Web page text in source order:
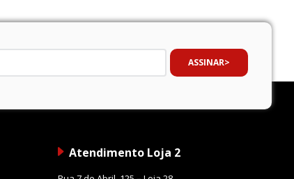
ASSINAR
Atendimento Loja 2